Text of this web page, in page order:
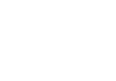
werktags von 07:00 bis
Am Wochenende und an
geschlossen, aber die
Am Wochenende können